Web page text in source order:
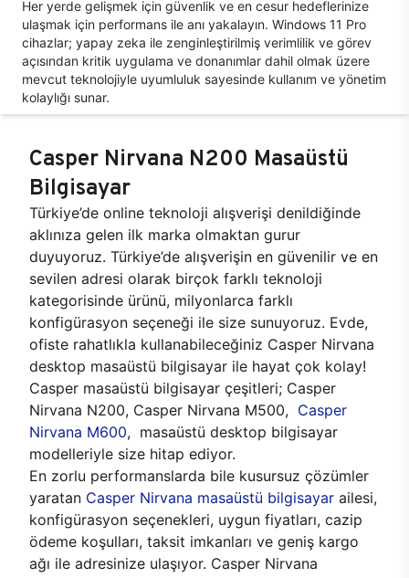
Her yerde gelişmek için güvenlik ve en cesur hedeflerinize
ulaşmak için performans ile anı yakalayın. Windows 11 Pro
cihazlar; yapay zeka ile zenginleştirilmiş verimlilik ve görev
açısından kritik uygulama ve donanımlar dahil olmak üzere
mevcut teknolojiyle uyumluluk sayesinde kullanım ve yönetim
kolaylığı sunar.
Casper Nirvana N200 Masaüstü
Bilgisayar
Türkiye’de online teknoloji alışverişi denildiğinde
aklınıza gelen ilk marka olmaktan gurur
duyuyoruz. Türkiye’de alışverişin en güvenilir ve en
sevilen adresi olarak birçok farklı teknoloji
kategorisinde ürünü, milyonlarca farklı
konfigürasyon seçeneği ile size sunuyoruz. Evde,
ofiste rahatlıkla kullanabileceğiniz Casper Nirvana
desktop masaüstü bilgisayar ile hayat çok kolay!
Casper masaüstü bilgisayar çeşitleri; Casper
Nirvana N200, Casper Nirvana M500, Casper
Nirvana M600, masaüstü desktop bilgisayar
modelleriyle size hitap ediyor.
En zorlu performanslarda bile kusursuz çözümler
yaratan Casper Nirvana masaüstü bilgisayar ailesi,
konfigürasyon seçenekleri, uygun fiyatları, cazip
ödeme koşulları, taksit imkanları ve geniş kargo
ağı ile adresinize ulaşıyor. Casper Nirvana